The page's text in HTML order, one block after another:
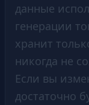
данные
генерации
хранит
никогда не
Если вы
достаточно